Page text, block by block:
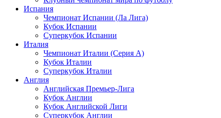
Испания
Чемпионат Испании (Ла Лига)
Кубок Испании
Суперкубок Испании
Италия
Чемпионат Италии (Серия А)
Кубок Италии
Суперкубок Италии
Англия
Английская Премьер-Лига
Кубок Англии
Кубок Английской Лиги
Суперкубок Англии